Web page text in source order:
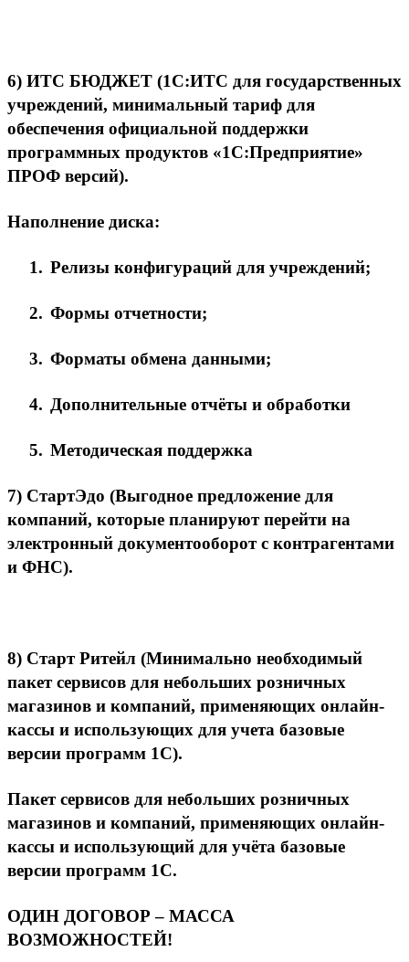
6) ИТС БЮДЖЕТ (1С:ИТС для государственных
учреждений, минимальный тариф для
обеспечения официальной поддержки
программных продуктов «1С:Предприятие»
ПРОФ версий).
Наполнение диска:
1. Релизы конфигураций для учреждений;
2. Формы отчетности;
3. Форматы обмена данными;
4. Дополнительные отчёты и обработки
5. Методическая поддержка
7) СтартЭдо (Выгодное предложение для
компаний, которые планируют перейти на
электронный документооборот с контрагентами
и ФНС).
8) Старт Ритейл (Минимально необходимый
пакет сервисов для небольших розничных
магазинов и компаний, применяющих онлайн-
кассы и использующих для учета базовые
версии программ 1С).
Пакет сервисов для небольших розничных
магазинов и компаний, применяющих онлайн-
кассы и использующий для учёта базовые
версии программ 1С.
ОДИН ДОГОВОР – МАССА
ВОЗМОЖНОСТЕЙ!